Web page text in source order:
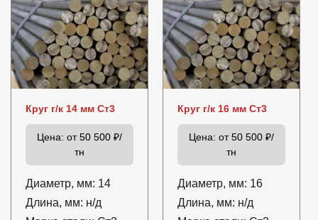
Круг г/к 14 мм Ст3
Цена: от 50 500 ₽/
тн
Диаметр, мм: 14
Длина, мм: н/д
Круг г/к 16 мм Ст3
Цена: от 50 500 ₽/
тн
Диаметр, мм: 16
Длина, мм: н/д